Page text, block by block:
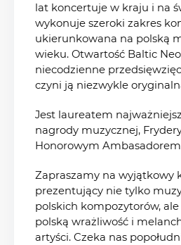
lat koncertuje w kraju i na
wykonuje szeroki zakres
ukierunkowana na polską
wieku. Otwartość Baltic
niecodzienne
czyni ją niezwykle
Jest laureatem
nagrody muzycznej,
Honorowym Ambasadorem
Zapraszamy na wyjątkowy
prezentujący nie tylko
polskich kompozytorów,
polską wrażliwość i
artyści. Czeka nas